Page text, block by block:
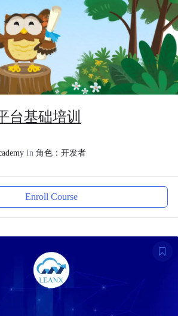
台基础培训
In 角色：开发者
Enroll Course